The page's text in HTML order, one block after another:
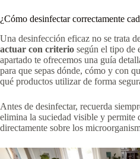
¿Cómo desinfectar correctamente
Una desinfección eficaz no se trata
actuar con criterio según el tipo de
apartado te ofrecemos una guía
para que sepas dónde, cómo y con
qué productos utilizar de forma
Antes de desinfectar, recuerda
elimina la suciedad visible y permite
directamente sobre los